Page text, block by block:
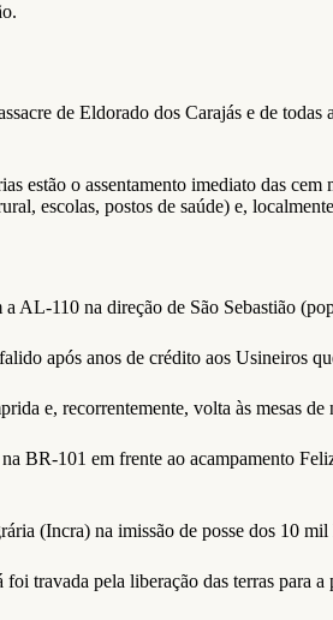
de Eldorado dos Carajás e de
estão o assentamento imediato das
escolas, postos de saúde) e,
110 na direção de São Sebastião
após anos de crédito aos Usineiros
e, recorrentemente, volta às mesas de
BR-101 em frente ao acampamento
(Incra) na imissão de posse dos 10
travada pela liberação das terras para